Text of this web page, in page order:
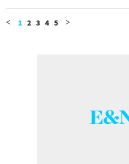
tecnología, la
< 1 2 3 4 5 >